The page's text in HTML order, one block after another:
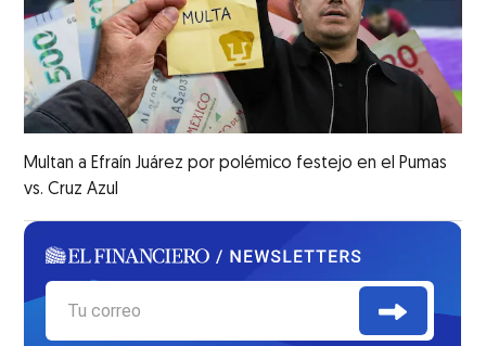
Multan a Efraín Juárez por polémico festejo en el Pumas
vs. Cruz Azul